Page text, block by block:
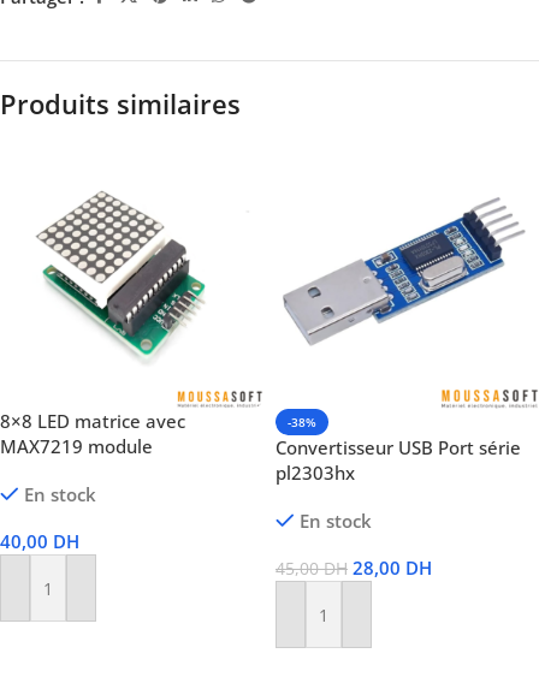
Produits similaires
8×8 LED matrice avec
MAX7219 module
En stock
40,00 DH
Ajouter Au Panier
-38%
Convertisseur USB Port série
pl2303hx
En stock
45,00DH 28,00 DH
Ajouter Au Panier